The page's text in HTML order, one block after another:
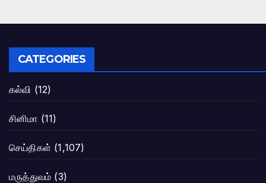
CATEGORIES
கல்வி (12)
சினிமா (11)
செய்திகள் (1,107)
மருத்துவம் (3)